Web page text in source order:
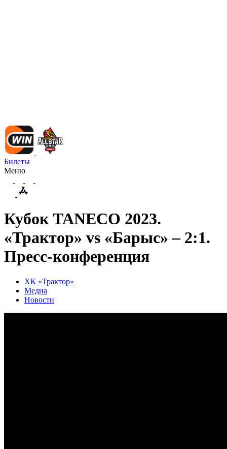
Билеты
Меню
Кубок TANECO 2023.
«Трактор» vs «Барыс» – 2:1.
Пресс-конференция
ХК «Трактор»
Медиа
Новости